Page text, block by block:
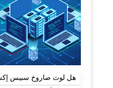
هل لوث صاروخ سبيس